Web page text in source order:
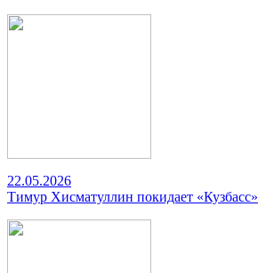
22.05.2026
Тимур Хисматуллин покидает «Кузбасс»